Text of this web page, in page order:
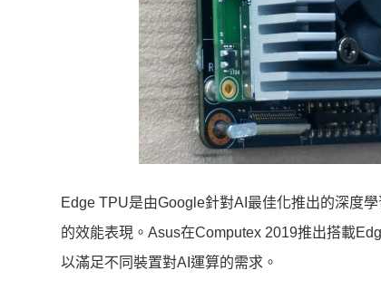
Edge TPU是由Google針對AI最佳化推出的深度
的效能表現。Asus在Computex 2019推出搭載
以滿足不同裝置對AI運算的需求。